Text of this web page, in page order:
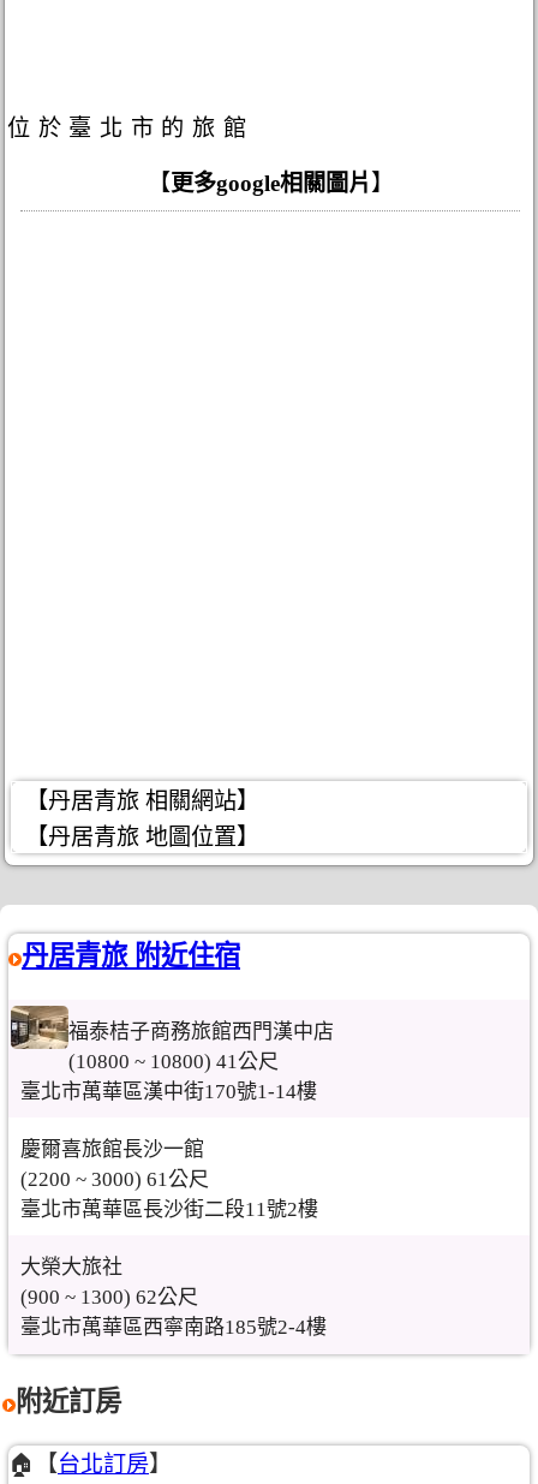
位於臺北市的旅館
【更多google相關圖片 】
【丹居青旅 相關網站】
【丹居青旅 地圖位置】
丹居青旅 附近住宿
福泰桔子商務旅館西門漢中店
(10800 ~ 10800) 41公尺
臺北市萬華區漢中街170號1-14樓
慶爾喜旅館長沙一館
(2200 ~ 3000) 61公尺
臺北市萬華區長沙街二段11號2樓
大榮大旅社
(900 ~ 1300) 62公尺
臺北市萬華區西寧南路185號2-4樓
附近訂房
🏠【台北訂房】